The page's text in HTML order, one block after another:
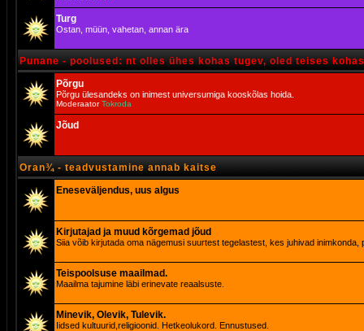
Turg
Ostan, müün, vahetan, annan ära
Punane - poolused: nt olles ühes kohas tugev, oled teises
Põrgu
Põrgu ülesandeks on inimest universumiga kooskõlas hoida.
ModeraatorTokroda
Jõud
Oran¾ - teadvustamine annab kaitse
Eneseväljendus, uus algus
Kirjutajad ja muud kõrgemad jõud
Siia võib kirjutada oma nägemusi suurtest tegelastest, kes juhivad inimkonda,
Teispoolsuse maailmad.
Maailma tajumine läbi erinevate reaalsuste.
Minevik, Olevik, Tulevik.
Iidsed kultuurid,religioonid. Hetkeolukord. Ennustused.